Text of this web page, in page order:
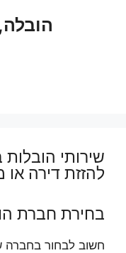
שירותי
להזזת דירה
בחירת חברת
חשוב לבחור בחברה